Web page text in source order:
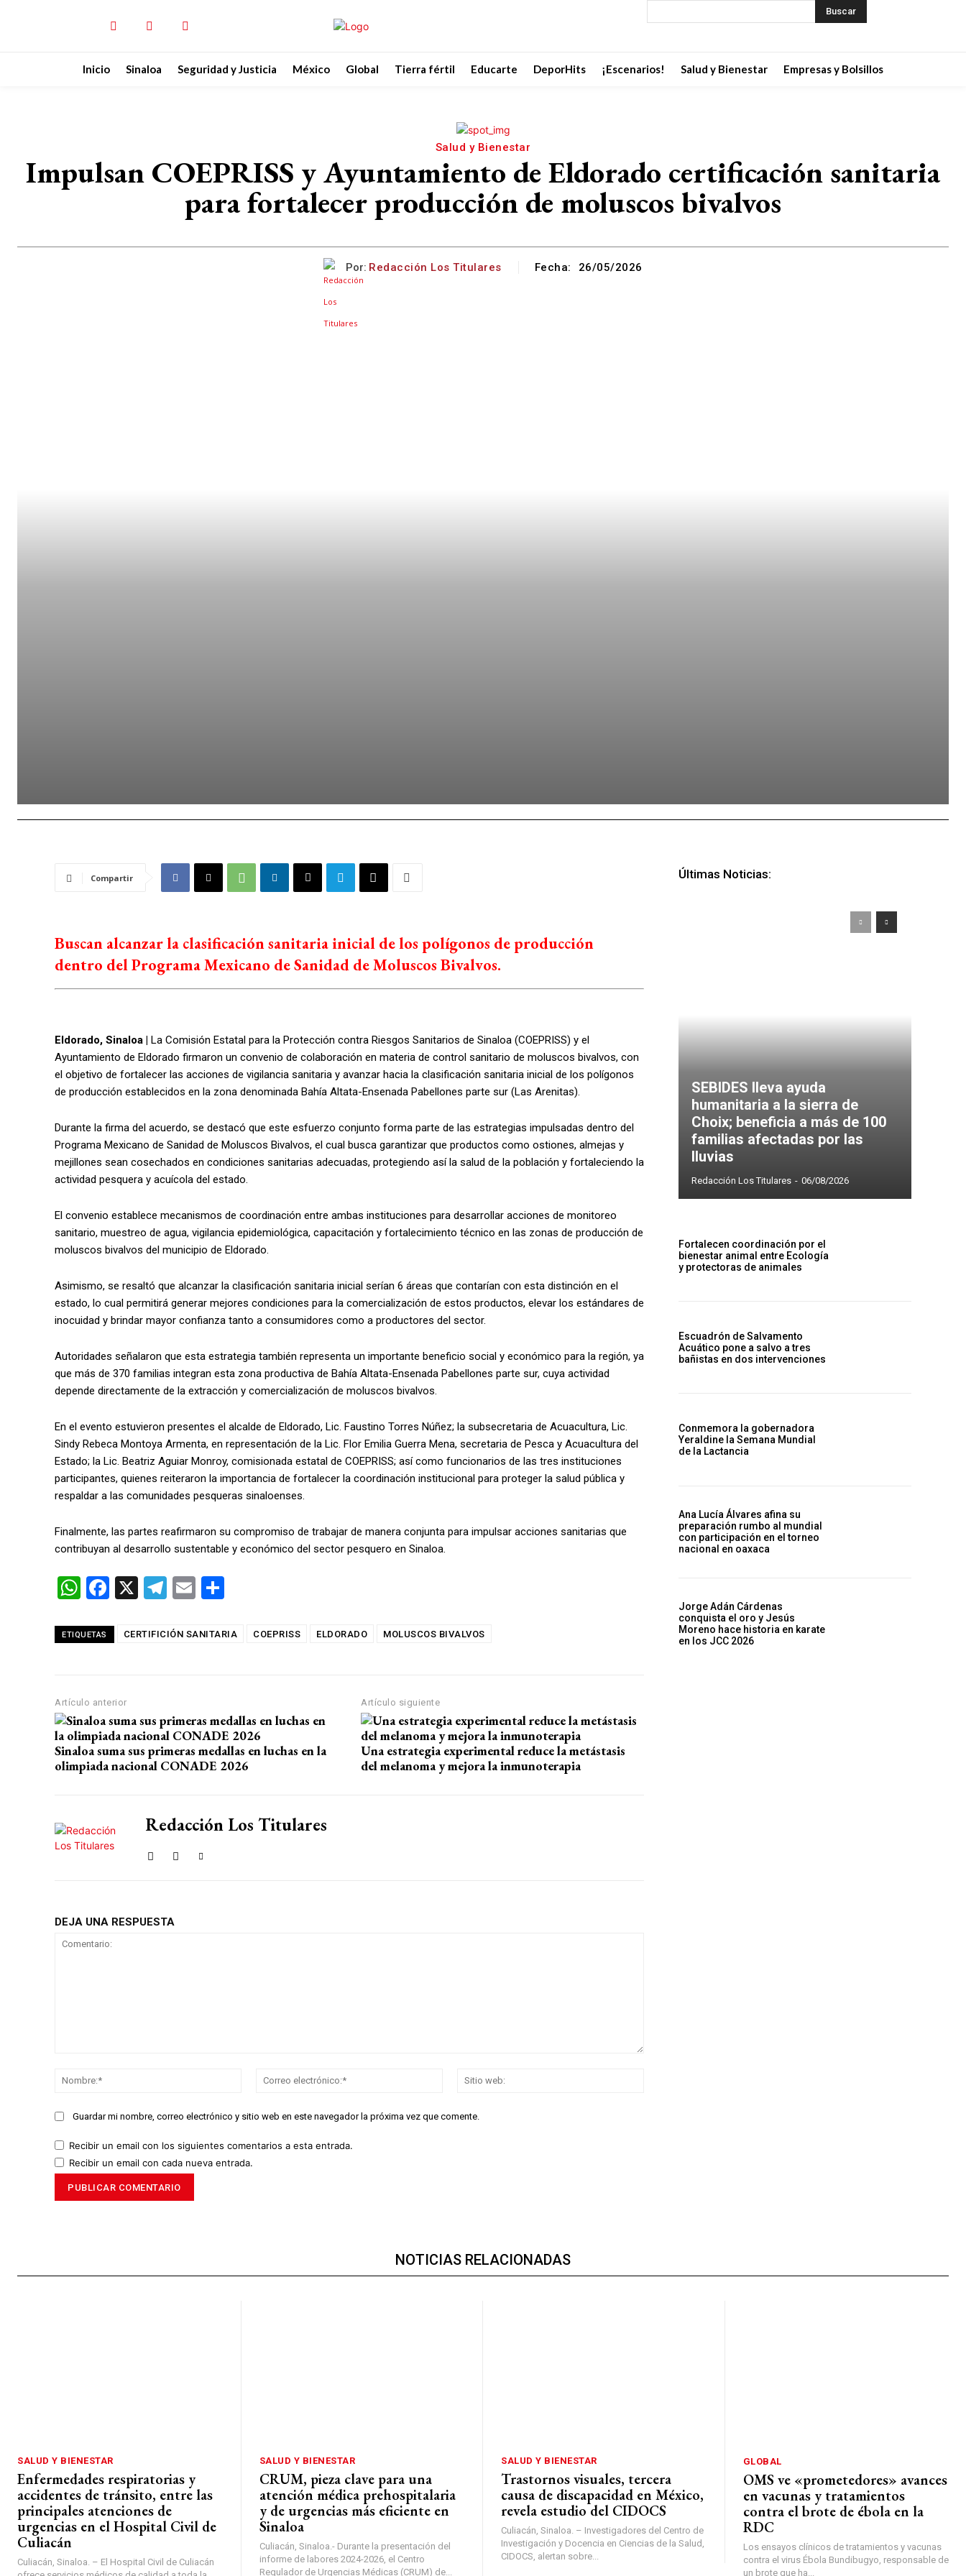
Buscar
Inicio Sinaloa Seguridad y Justicia México Global Tierra fértil Educarte DeporHits ¡Escenarios! Salud y Bienestar Empresas y Bolsillos
Salud y Bienestar
Impulsan COEPRISS y Ayuntamiento de Eldorado certificación sanitaria
para fortalecer producción de moluscos bivalvos
Por: Redacción Los Titulares Fecha: 26/05/2026
Compartir
Buscan alcanzar la clasificación sanitaria inicial de los polígonos de producción
dentro del Programa Mexicano de Sanidad de Moluscos Bivalvos.
Eldorado, Sinaloa | La Comisión Estatal para la Protección contra Riesgos Sanitarios de Sinaloa (COEPRISS) y el
Ayuntamiento de Eldorado firmaron un convenio de colaboración en materia de control sanitario de moluscos bivalvos, con
el objetivo de fortalecer las acciones de vigilancia sanitaria y avanzar hacia la clasificación sanitaria inicial de los polígonos
de producción establecidos en la zona denominada Bahía Altata-Ensenada Pabellones parte sur (Las Arenitas).
Durante la firma del acuerdo, se destacó que este esfuerzo conjunto forma parte de las estrategias impulsadas dentro del
Programa Mexicano de Sanidad de Moluscos Bivalvos, el cual busca garantizar que productos como ostiones, almejas y
mejillones sean cosechados en condiciones sanitarias adecuadas, protegiendo así la salud de la población y fortaleciendo la
actividad pesquera y acuícola del estado.
El convenio establece mecanismos de coordinación entre ambas instituciones para desarrollar acciones de monitoreo
sanitario, muestreo de agua, vigilancia epidemiológica, capacitación y fortalecimiento técnico en las zonas de producción de
moluscos bivalvos del municipio de Eldorado.
Asimismo, se resaltó que alcanzar la clasificación sanitaria inicial serían 6 áreas que contarían con esta distinción en el
estado, lo cual permitirá generar mejores condiciones para la comercialización de estos productos, elevar los estándares de
inocuidad y brindar mayor confianza tanto a consumidores como a productores del sector.
Autoridades señalaron que esta estrategia también representa un importante beneficio social y económico para la región, ya
que más de 370 familias integran esta zona productiva de Bahía Altata-Ensenada Pabellones parte sur, cuya actividad
depende directamente de la extracción y comercialización de moluscos bivalvos.
En el evento estuvieron presentes el alcalde de Eldorado, Lic. Faustino Torres Núñez; la subsecretaria de Acuacultura, Lic.
Sindy Rebeca Montoya Armenta, en representación de la Lic. Flor Emilia Guerra Mena, secretaria de Pesca y Acuacultura del
Estado; la Lic. Beatriz Aguiar Monroy, comisionada estatal de COEPRISS; así como funcionarios de las tres instituciones
participantes, quienes reiteraron la importancia de fortalecer la coordinación institucional para proteger la salud pública y
respaldar a las comunidades pesqueras sinaloenses.
Finalmente, las partes reafirmaron su compromiso de trabajar de manera conjunta para impulsar acciones sanitarias que
contribuyan al desarrollo sustentable y económico del sector pesquero en Sinaloa.
W
at
p
p
F
ce
o
k
X
T
e
E
ail m
ETIQUETAS CERTIFICIÓN SANITARIA COEPRISS ELDORADO MOLUSCOS BIVALVOS
Artículo anterior
Sinaloa suma sus primeras medallas en luchas en la
olimpiada nacional CONADE 2026
Artículo siguiente
Una estrategia experimental reduce la metástasis
del melanoma y mejora la inmunoterapia
Redacción Los Titulares
DEJA UNA RESPUESTA
Nombre:*
Correo
Guardar mi nombre, correo electrónico y sitio web en este navegador la próxima vez que comente.
Recibir un email con los siguientes comentarios a esta entrada.
Recibir un email con cada nueva entrada.
Últimas Noticias:
SEBIDES lleva ayuda
humanitaria a la sierra de
Choix; beneficia a más de 100
familias afectadas por las
lluvias
Redacción Los Titulares - 06/08/2026
Fortalecen coordinación por el
bienestar animal entre Ecología
y protectoras de animales
Escuadrón de Salvamento
Acuático pone a salvo a tres
bañistas en dos intervenciones
Conmemora la gobernadora
Yeraldine la Semana Mundial
de la Lactancia
Ana Lucía Álvares afina su
preparación rumbo al mundial
con participación en el torneo
nacional en oaxaca
Jorge Adán Cárdenas
conquista el oro y Jesús
Moreno hace historia en karate
en los JCC 2026
NOTICIAS RELACIONADAS
SALUD Y BIENESTAR
Enfermedades respiratorias y
accidentes de tránsito, entre las
principales atenciones de
urgencias en el Hospital Civil de
Culiacán
Culiacán, Sinaloa. – El Hospital Civil de Culiacán
SALUD Y BIENESTAR
CRUM, pieza clave para una
atención médica prehospitalaria
y de urgencias más eficiente en
Sinaloa
Culiacán, Sinaloa.- Durante la presentación del
informe de labores 2024-2026, el Centro
Regulador de Urgencias Médicas (CRUM) de...
SALUD Y BIENESTAR
Trastornos visuales, tercera
causa de discapacidad en México,
revela estudio del CIDOCS
Culiacán, Sinaloa. – Investigadores del Centro de
Investigación y Docencia en Ciencias de la Salud,
CIDOCS, alertan sobre...
GLOBAL
OMS ve «prometedores» avances
en vacunas y tratamientos
contra el brote de ébola en la
RDC
Los ensayos clínicos de tratamientos y vacunas
contra el virus Ébola Bundibugyo, responsable de
un brote que ha...